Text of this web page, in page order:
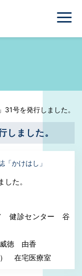
31号を発行しました。
しました。
「かけはし」
た。
健診センター 谷
徳 由香
） 在宅医療室